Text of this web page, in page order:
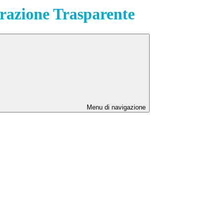
Trasparente
Menu di navigazione